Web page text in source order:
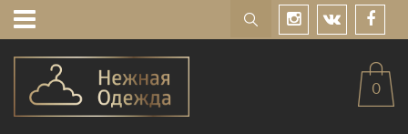
0